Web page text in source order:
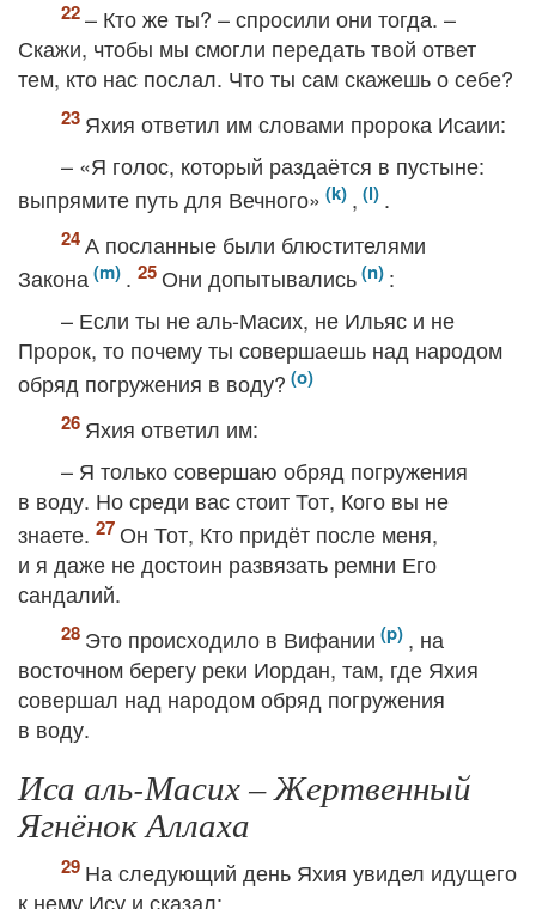
– Кто же ты? – спросили они тогда. –
Скажи, чтобы мы смогли передать твой ответ
тем, кто нас послал. Что ты сам скажешь о себе?
Яхия ответил им словами пророка Исаии:
– «Я голос, который раздаётся в пустыне:
выпрямите путь для Вечного»
,
.
А посланные были блюстителями
Закона
. Они допытывались
:
– Если ты не аль-Масих, не Ильяс и не
Пророк, то почему ты совершаешь над народом
обряд погружения в воду?
Яхия ответил им:
– Я только совершаю обряд погружения
в воду. Но среди вас стоит Тот, Кого вы не
знаете.
Он Тот, Кто придёт после меня,
и я даже не достоин развязать ремни Его
сандалий.
Это происходило в Вифании
, на
восточном берегу реки Иордан, там, где Яхия
совершал над народом обряд погружения
в воду.
Иса аль-Масих – Жертвенный
Ягнёнок Аллаха
На следующий день Яхия увидел идущего
к нему Ису и сказал: